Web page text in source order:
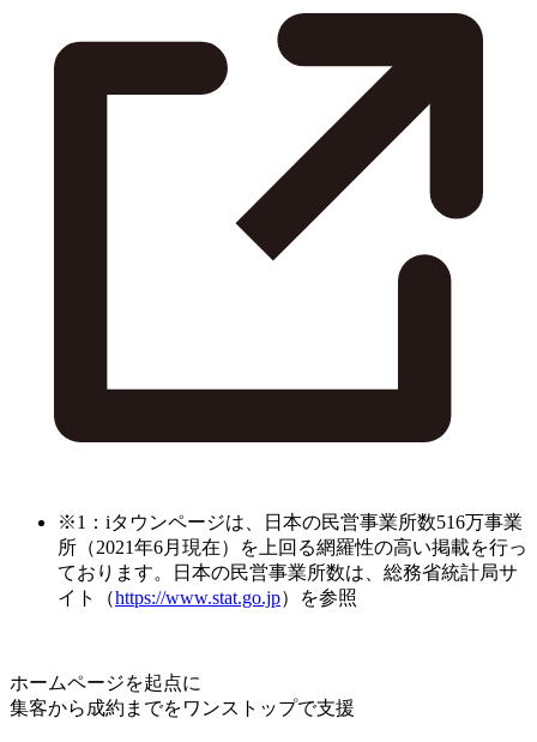
※1：iタウンページは、日本の民営事業所数516万事業
所（2021年6月現在）を上回る網羅性の高い掲載を行っ
ております。日本の民営事業所数は、総務省統計局サ
イト（https://www.stat.go.jp）を参照
ホームページを起点に
集客から成約までをワンストップで支援